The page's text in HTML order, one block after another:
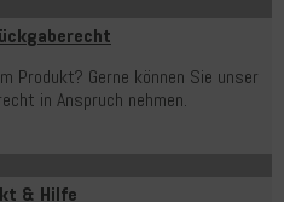
Produkt? Gerne können Sie unser
in Anspruch nehmen.
& Hilfe